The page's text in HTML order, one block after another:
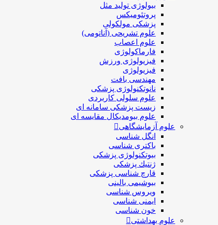
بیولوژی تولید مثل
پروتئومیکس
پزشکی مولکولی
علوم تشریحی (آناتومی)
علوم اعصاب
فارماکولوژی
فیزیولوژی ورزش
فیزیولوژی
مهندسی بافت
نانوتکنولوژی پزشکی
علوم سلولی کاربردی
زیست پزشکی سامانه ای
علوم بیومدیکال مقایسه ای
علوم آزمایشگاهی
انگل شناسی
باکتری شناسی
بیوتکنولوژی پزشکی
ژنتيك پزشکی
قارچ شناسی پزشكی
بیوشیمی بالینی
ویروس شناسی
ایمنی شناسی
خون شناسی
علوم بهداشتی